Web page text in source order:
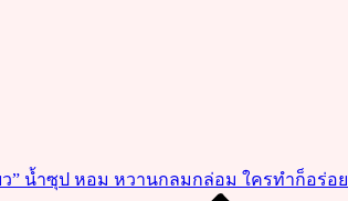
ว” น้ำซุป หอม หวานกลมกล่อม ใครทำก็อร่อย